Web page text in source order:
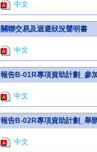
中文
關聯交易及迴避狀況聲明書
中文
報告B-01R專項資助計劃_參
中文
報告B-02R專項資助計劃_舉
中文